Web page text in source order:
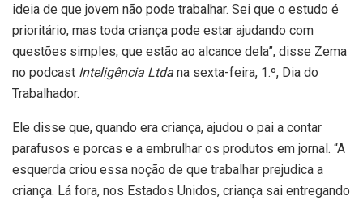
ideia de que jovem não pode trabalhar. Sei que o estudo é
prioritário, mas toda criança pode estar ajudando com
questões simples, que estão ao alcance dela”, disse Zema
no podcast Inteligência Ltda na sexta-feira, 1.º, Dia do
Trabalhador.
Ele disse que, quando era criança, ajudou o pai a contar
parafusos e porcas e a embrulhar os produtos em jornal. “A
esquerda criou essa noção de que trabalhar prejudica a
criança. Lá fora, nos Estados Unidos, criança sai entregando